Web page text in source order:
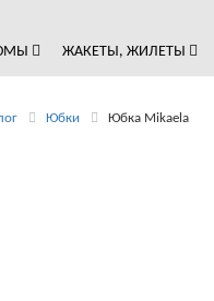
ЖАКЕТЫ, ЖИЛЕТЫ
Юбки Юбка Mikaela